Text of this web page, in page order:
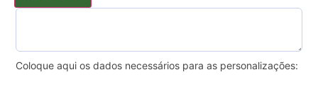
Coloque aqui os dados necessários para as personalizações: